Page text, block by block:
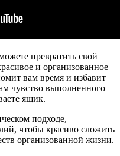
превратить свой
и организованное
вам время и избавит
чувство выполненного
ящик.
подходе,
чтобы красиво сложить
организованной жизни.